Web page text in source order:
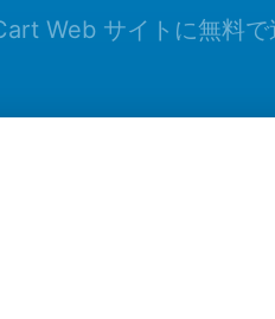
Web サイトに無料で